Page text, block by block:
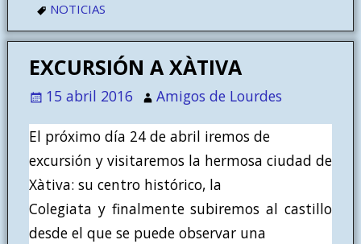
NOTICIAS
EXCURSIÓN A XÀTIVA
15 abril 2016 Amigos de Lourdes
El próximo día 24 de abril iremos de
excursión y visitaremos la hermosa ciudad de
Xàtiva: su centro histórico, la
Colegiata y finalmente subiremos al castillo
desde el que se puede observar una